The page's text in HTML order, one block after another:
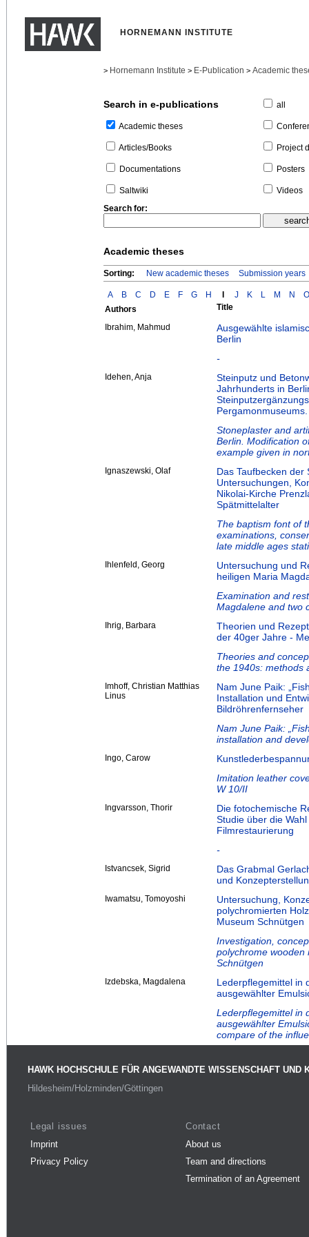
HORNEMANN INSTITUTE
> Hornemann Institute > E-Publication > Academic
Search in e-publications
Academic theses
Articles/Books
Documentations
Saltwiki
all
Project
Posters
Videos
Search for:
Academic theses
Sorting: New academic theses Submission years
A B C D E F G H J K L M N
O
Authors
Title
Ibrahim, Mahmud
Ausgewählte
Berlin
-
Idehen, Anja
Steinputz und
Jahrhunderts in
Pergamonmuseums.
Stoneplaster and
Berlin. Modification
example given in
Ignaszewski, Olaf
Das Taufbecken
Untersuchungen,
Nikolai-Kirche
Spätmittelalter
The baptism font of
examinations,
late middle ages
Ihlenfeld, Georg
Untersuchung und
heiligen Maria
Examination and
Magdalene and two
Ihrig, Barbara
Theorien und
der 40ger Jahre -
Theories and
the 1940s: methods
Imhoff, Christian Matthias
Linus
Nam June Paik:
Installation und
Bildröhrenfernseher
Nam June Paik:
installation and
Ingo, Carow
Imitation leather
W 10/II
Ingvarsson, Thorir
Die fotochemische
Studie über die
Filmrestaurierung
-
Istvancsek, Sigrid
Das Grabmal
und
Iwamatsu, Tomoyoshi
Untersuchung,
polychromierten
Museum Schnütgen
Investigation,
polychrome wooden
Schnütgen
Izdebska, Magdalena
Lederpflegemittel in
ausgewählter
Lederpflegemittel in
ausgewählter
compare of the
HAWK HOCHSCHULE FÜR ANGEWANDTE WISSENSCHAFT UND
Hildesheim/Holzminden/Göttingen
Legal issues
Imprint
Privacy Policy
Contact
About us
Team and directions
Termination of an Agreement